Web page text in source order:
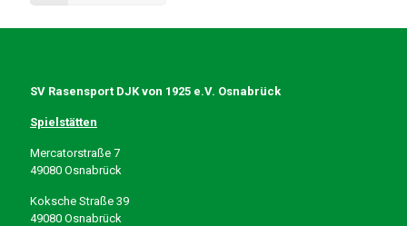
SV Rasensport DJK von 1925 e.V. Osnabrück
Spielstätten
Mercatorstraße 7
49080 Osnabrück
Koksche Straße 39
49080 Osnabrück